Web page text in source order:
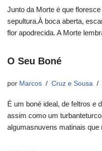
Junto da Morte é que
sepultura.À boca aberta,
flor apodrecida. A Morte
O Seu Boné
por Marcos Cruz e Sousa
É um boné ideal, de feltros e
assim como um
algumasnuvens matinais